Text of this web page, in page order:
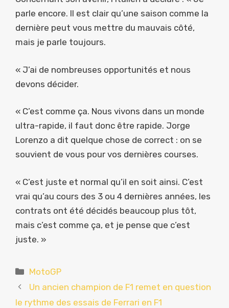
parle encore. Il est clair qu’une saison comme la
dernière peut vous mettre du mauvais côté,
mais je parle toujours.
« J’ai de nombreuses opportunités et nous
devons décider.
« C’est comme ça. Nous vivons dans un monde
ultra-rapide, il faut donc être rapide. Jorge
Lorenzo a dit quelque chose de correct : on se
souvient de vous pour vos dernières courses.
« C’est juste et normal qu’il en soit ainsi. C’est
vrai qu’au cours des 3 ou 4 dernières années, les
contrats ont été décidés beaucoup plus tôt,
mais c’est comme ça, et je pense que c’est
juste. »
Catégories
MotoGP
Un ancien champion de F1 remet en question
le rythme des essais de Ferrari en F1